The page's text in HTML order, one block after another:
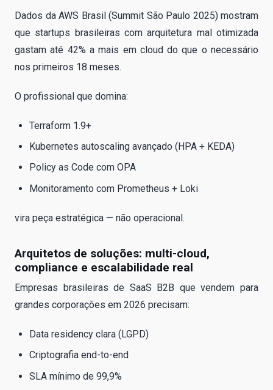
Dados da AWS Brasil (Summit São Paulo 2025) mostram
que startups brasileiras com arquitetura mal otimizada
gastam até 42% a mais em cloud do que o necessário
nos primeiros 18 meses.
O profissional que domina:
Terraform 1.9+
Kubernetes autoscaling avançado (HPA + KEDA)
Policy as Code com OPA
Monitoramento com Prometheus + Loki
vira peça estratégica — não operacional.
Arquitetos de soluções: multi-cloud,
compliance e escalabilidade real
Empresas brasileiras de SaaS B2B que vendem para
grandes corporações em 2026 precisam:
Data residency clara (LGPD)
Criptografia end-to-end
SLA mínimo de 99,9%